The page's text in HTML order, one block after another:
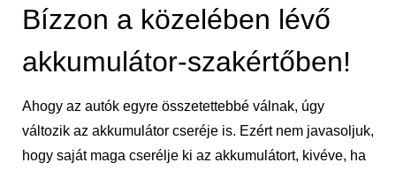
Bízzon a közelében lévő
akkumulátor-szakértőben!
Ahogy az autók egyre összetettebbé válnak, úgy
változik az akkumulátor cseréje is. Ezért nem javasoljuk,
hogy saját maga cserélje ki az akkumulátort, kivéve, ha